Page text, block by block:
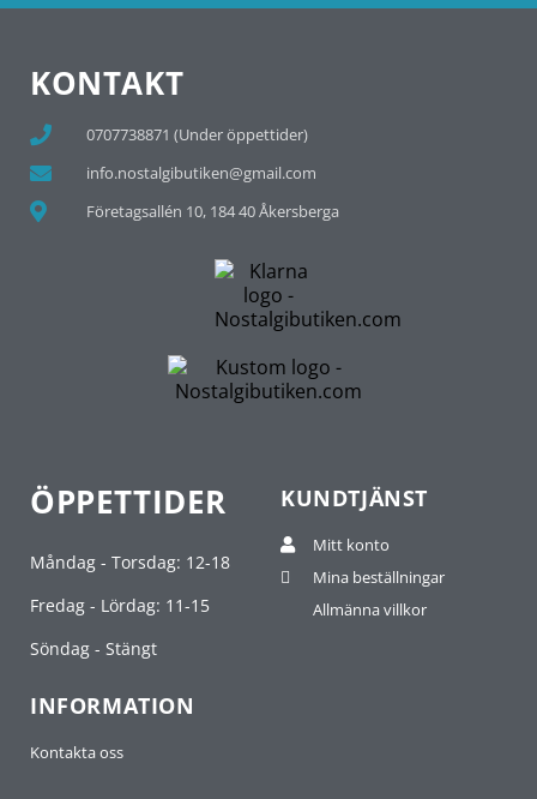
KONTAKT
0707738871 (Under öppettider)
info.nostalgibutiken@gmail.com
Företagsallén 10, 184 40 Åkersberga
ÖPPETTIDER
Måndag - Torsdag: 12-18
Fredag - Lördag: 11-15
Söndag - Stängt
KUNDTJÄNST
Mitt konto
Mina beställningar
Allmänna villkor
INFORMATION
Kontakta oss